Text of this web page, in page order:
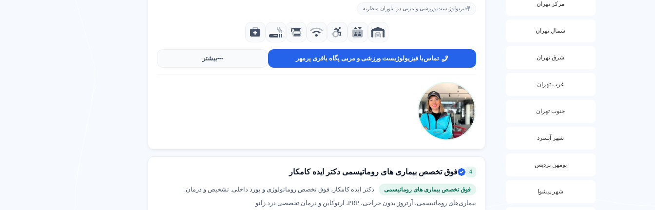
مرکز تهران
شمال تهران
شرق تهران
غرب تهران
جنوب تهران
شهر آبسرد
بومهن پردیس
شهر پیشوا
فیزیولوژیست ورزشی و مربی در نیاوران منظریه
تماسبا فیزیولوژیست ورزشی و مربی پگاه باقری پرمهر بیشتر
4 فوق تخصص بیماری های روماتیسمی دکتر ایده کامکار
فوق تخصص بیماری های روماتیسمی
دکتر ایده کامکار، فوق تخصص روماتولوژی و بورد داخلی. تشخیص و درمان
بیماری‌های روماتیسمی، آرتروز بدون جراحی، PRP، ارتوکاین و درمان تخصصی درد زانو